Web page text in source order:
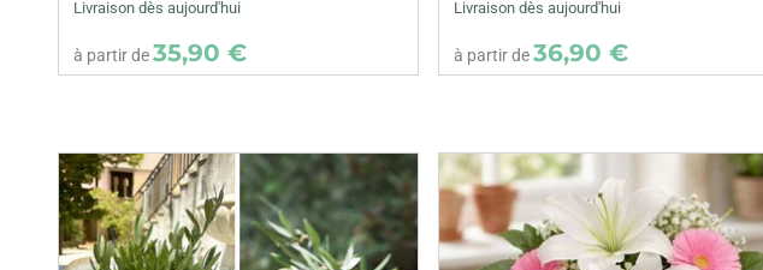
Livraison dès aujourd'hui
à partir de35,90 €
Livraison dès aujourd'hui
à partir de36,90 €